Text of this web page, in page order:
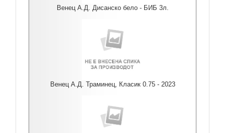
Венец А.Д. Дисанско бело - БИБ 3л.
Венец А.Д. Траминец, Класик 0.75 - 2023